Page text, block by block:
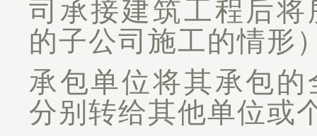
司承接建筑工程后
的子公司施工的情形
承包单位将其承包
分别转给其他单位或